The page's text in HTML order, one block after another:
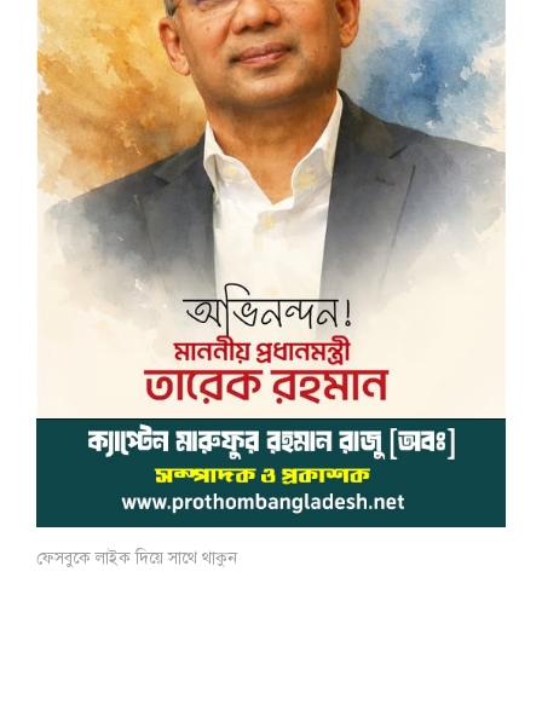
ফেসবুকে লাইক দিয়ে সাথে থাকুন